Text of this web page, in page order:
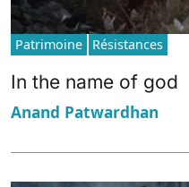
Patrimoine Résistances
In the name of god
Anand Patwardhan